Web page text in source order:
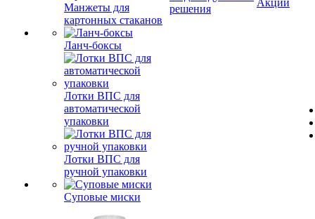
Манжеты для
картонных стаканов
Ланч-боксы
Лотки ВПС для
автоматической
упаковки
Лотки ВПС для
ручной упаковки
Суповые миски
решения
Акции